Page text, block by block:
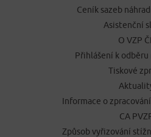
Ceník sazeb
Asistenční
O VZP
Přihlášení k
Tiskové
Informace o
CA
Způsob vyřizování